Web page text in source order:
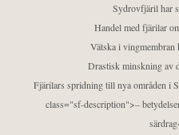
Sydrovfjäril har
Handel med fjärilar
Vätska i
Drastisk minskning av
Fjärilars spridning till nya områden i
class="sf-description">–